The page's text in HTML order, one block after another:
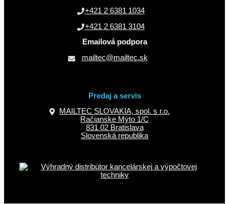
+421 2 6381 1034
+421 2 6381 3104
Emailová podpora
mailtec@mailtec.sk
Predaj a servis
MAILTEC SLOVAKIA, spol. s r.o.
Račianske Mýto 1/C
831 02 Bratislava
Slovenská republika